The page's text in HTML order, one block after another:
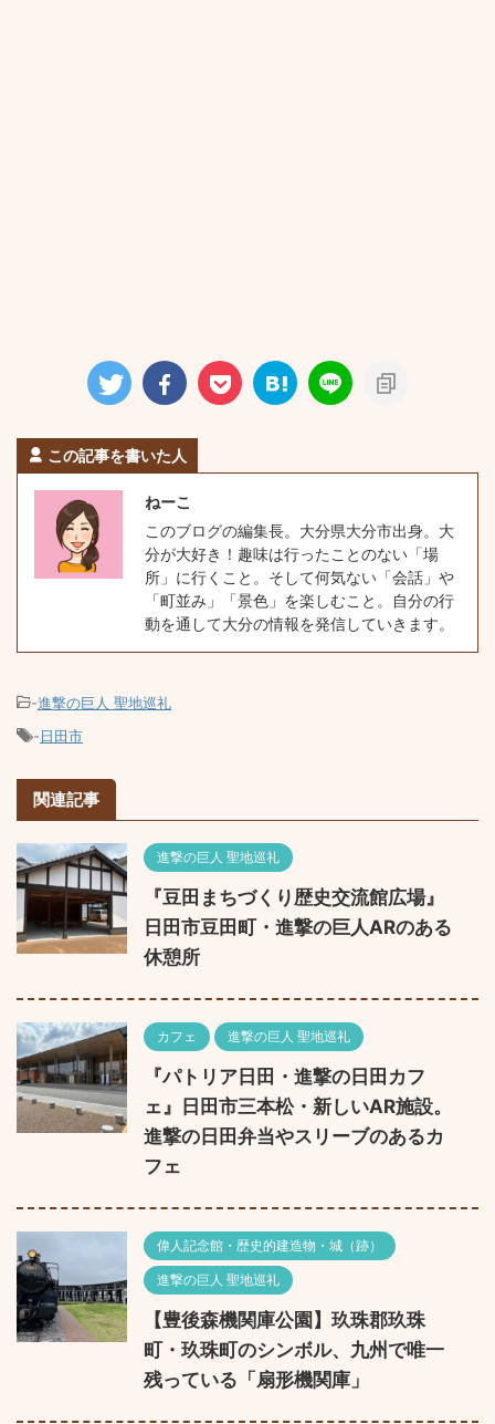
この記事を書いた人
ねーこ
このブログの編集長。大分県大分市出身。大
分が大好き！趣味は行ったことのない「場
所」に行くこと。そして何気ない「会話」や
「町並み」「景色」を楽しむこと。自分の行
動を通して大分の情報を発信していきます。
-進撃の巨人 聖地巡礼
-日田市
関連記事
進撃の巨人 聖地巡礼
『豆田まちづくり歴史交流館広場』
日田市豆田町・進撃の巨人ARのある
休憩所
カフェ 進撃の巨人 聖地巡礼
『パトリア日田・進撃の日田カフ
ェ』日田市三本松・新しいAR施設。
進撃の日田弁当やスリーブのあるカ
フェ
偉人記念館・歴史的建造物・城（跡）
進撃の巨人 聖地巡礼
【豊後森機関庫公園】玖珠郡玖珠
町・玖珠町のシンボル、九州で唯一
残っている「扇形機関庫」